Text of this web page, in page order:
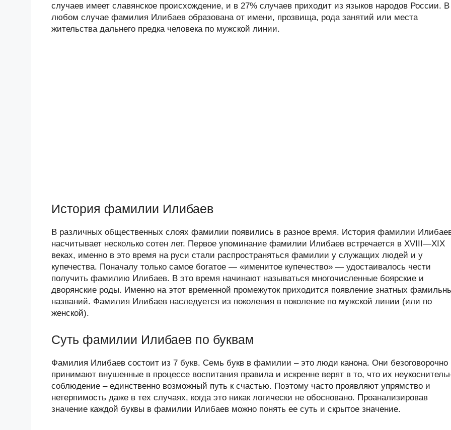
случаев имеет славянское происхождение, и в 27% случаев приходит из языков народов России. В
любом случае фамилия Илибаев образована от имени, прозвища, рода занятий или места
жительства дальнего предка человека по мужской линии.
История фамилии Илибаев
В различных общественных слоях фамилии появились в разное время. История фамилии
насчитывает несколько сотен лет. Первое упоминание фамилии Илибаев встречается в XVIII—XIX
веках, именно в это время на руси стали распространяться фамилии у служащих людей и у
купечества. Поначалу только самое богатое — «именитое купечество» — удостаивалось чести
получить фамилию Илибаев. В это время начинают называться многочисленные боярские и
дворянские роды. Именно на этот временной промежуток приходится появление знатных
названий. Фамилия Илибаев наследуется из поколения в поколение по мужской линии (или по
женской).
Суть фамилии Илибаев по буквам
Фамилия Илибаев состоит из 7 букв. Семь букв в фамилии – это люди канона. Они безоговорочно
принимают внушенные в процессе воспитания правила и искренне верят в то, что их
соблюдение – единственно возможный путь к счастью. Поэтому часто проявляют упрямство и
нетерпимость даже в тех случаях, когда это никак логически не обосновано. Проанализировав
значение каждой буквы в фамилии Илибаев можно понять ее суть и скрытое значение.